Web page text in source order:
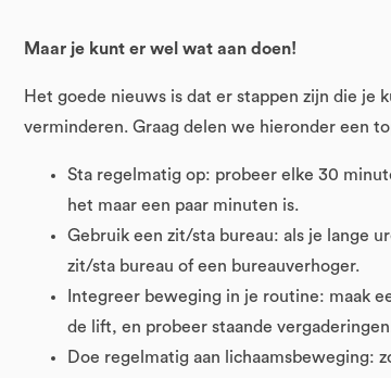
Maar je kunt er wel wat aan doen!
Het goede nieuws is dat er stappen zijn die
verminderen. Graag delen we hieronder een
Sta regelmatig op: probeer elke 30
het maar een paar minuten is.
Gebruik een zit/sta bureau: als je lange
zit/sta bureau of een bureauverhoger.
Integreer beweging in je routine: maak
de lift, en probeer staande
Doe regelmatig aan lichaamsbeweging: